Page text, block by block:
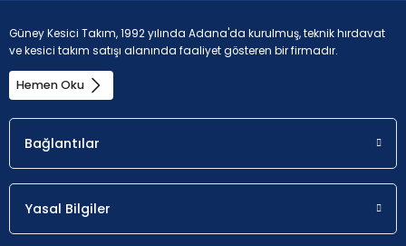
Uygunluk a
Olası seçim.
krom oranı > %11
Güney Kesici Takım, 1992 yılında Adana'da kurulmuş, teknik hırdavat
ve kesici takım satışı alanında faaliyet gösteren bir firmadır.
Hemen Oku
Bağlantılar
Yasal Bilgiler